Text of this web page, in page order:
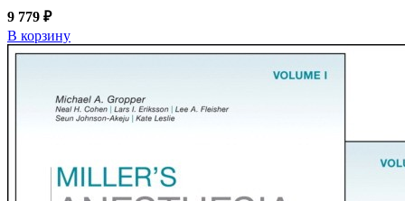
9 779 ₽
В корзину